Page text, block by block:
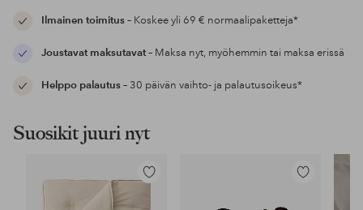
Ilmainen toimitus– Koskee yli 69 € normaalipaketteja*
Joustavat maksutavat– Maksa nyt, myöhemmin tai maksa erissä
Helppo palautus– 30 päivän vaihto- ja palautusoikeus*
Suosikit juuri nyt
Lisää
Lisää